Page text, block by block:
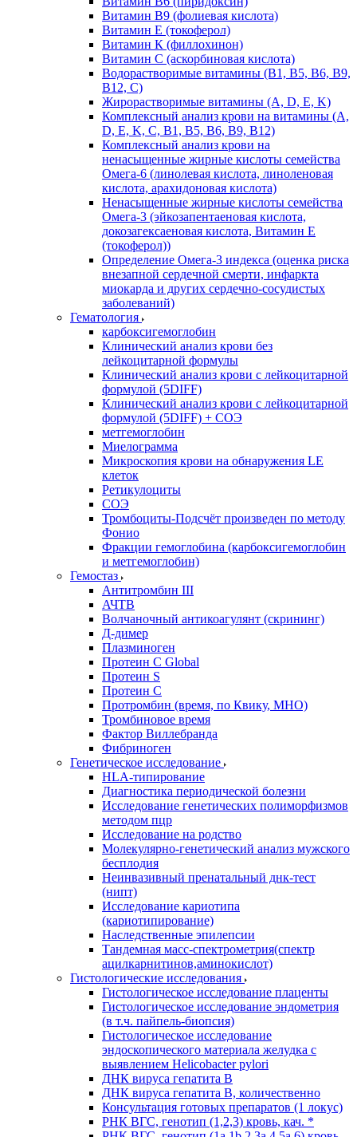
Витамин В9 (фолиевая кислота)
Витамин Е (токоферол)
Витамин К (филлохинон)
Витамин С (аскорбиновая кислота)
Водорастворимые витамины (B1, B5, B6, В9,
В12, С)
Жирорастворимые витамины (A, D, E, K)
Комплексный анализ крови на витамины (A,
D, E, K, C, B1, B5, B6, В9, B12)
Комплексный анализ крови на
ненасыщенные жирные кислоты семейства
Омега-6 (линолевая кислота, линоленовая
кислота, арахидоновая кислота)
Ненасыщенные жирные кислоты семейства
Омега-3 (эйкозапентаеновая кислота,
докозагексаеновая кислота, Витамин E
(токоферол))
Определение Омега-3 индекса (оценка риска
внезапной сердечной смерти, инфаркта
миокарда и других сердечно-сосудистых
заболеваний)
Гематология
карбоксигемоглобин
Клинический анализ крови без
лейкоцитарной формулы
Клинический анализ крови с лейкоцитарной
формулой (5DIFF)
Клинический анализ крови с лейкоцитарной
формулой (5DIFF) + СОЭ
метгемоглобин
Миелограмма
Микроскопия крови на обнаружения LE
клеток
Ретикулоциты
СОЭ
Тромбоциты-Подсчёт произведен по методу
Фонио
Фракции гемоглобина (карбоксигемоглобин
и метгемоглобин)
Гемостаз
Антитромбин III
АЧТВ
Волчаночный антикоагулянт (скрининг)
Д-димер
Плазминоген
Протеин C Global
Протеин S
Протеин С
Протромбин (время, по Квику, МНО)
Тромбиновое время
Фактор Виллебранда
Фибриноген
Генетическое исследование
HLA-типирование
Диагностика периодической болезни
Исследование генетических полиморфизмов
методом пцр
Исследование на родство
Молекулярно-генетический анализ мужского
бесплодия
Неинвазивный пренатальный днк-тест
(нипт)
Исследование кариотипа
(кариотипирование)
Наследственные эпилепсии
Тандемная масс-спектрометрия(спектр
ацилкарнитинов,аминокислот)
Гистологические исследования
Гистологическое исследование плаценты
Гистологическое исследование эндометрия
(в т.ч. пайпель-биопсия)
Гистологическое исследование
эндоскопического материала желудка с
выявлением Helicobacter pylori
ДНК вируса гепатита B
ДНК вируса гепатита B, количественно
Консультация готовых препаратов (1 локус)
РНК ВГC, генотип (1,2,3) кровь, кач. *